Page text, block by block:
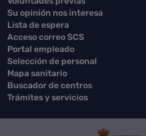
Su opinión nos interesa
Lista de espera
Acceso correo SCS
Portal empleado
Selección de personal
Mapa sanitario
Buscador de centros
Trámites y servicios